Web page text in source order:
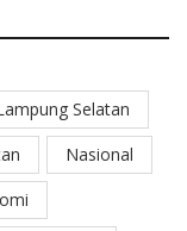
Selatan
Nasional